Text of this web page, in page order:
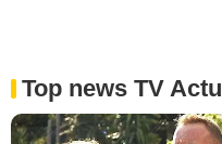
Top news TV Actu